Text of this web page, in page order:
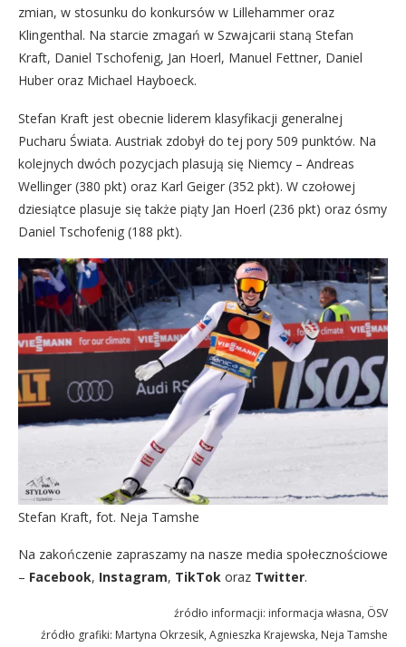
zmian, w stosunku do konkursów w Lillehammer oraz
Klingenthal. Na starcie zmagań w Szwajcarii staną Stefan
Kraft, Daniel Tschofenig, Jan Hoerl, Manuel Fettner, Daniel
Huber oraz Michael Hayboeck.
Stefan Kraft jest obecnie liderem klasyfikacji generalnej
Pucharu Świata. Austriak zdobył do tej pory 509 punktów. Na
kolejnych dwóch pozycjach plasują się Niemcy – Andreas
Wellinger (380 pkt) oraz Karl Geiger (352 pkt). W czołowej
dziesiątce plasuje się także piąty Jan Hoerl (236 pkt) oraz ósmy
Daniel Tschofenig (188 pkt).
Stefan Kraft, fot. Neja Tamshe
Na zakończenie zapraszamy na nasze media społecznościowe
– Facebook, Instagram, TikTok oraz Twitter.
źródło informacji: informacja własna, ÖSV
źródło grafiki: Martyna Okrzesik, Agnieszka Krajewska, Neja Tamshe